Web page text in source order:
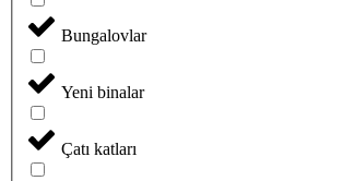
Bungalovlar
Yeni binalar
Çatı katları